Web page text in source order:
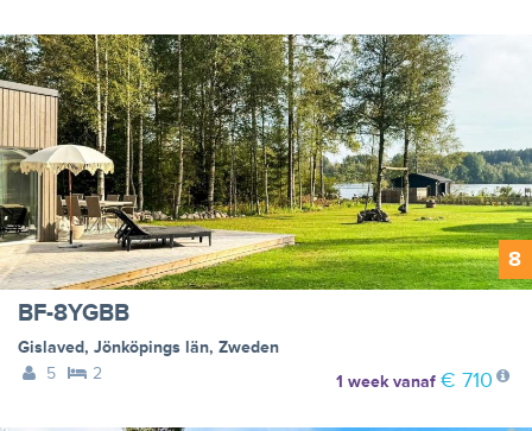
8
BF-8YGBB
Gislaved, Jönköpings län, Zweden
5
2 1 weekvanaf € 710